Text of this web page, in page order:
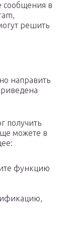
сообщения в
решить
направить
получить
можете в
функцию